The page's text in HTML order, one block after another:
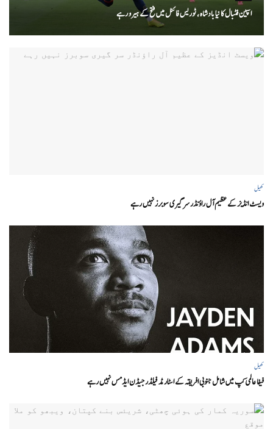
اسپین فٹبال کا نیا بادشاہ ، ٹوریس فائنل میں فتح کے ہیرو رہے
کھیل
ویسٹ انڈیز کے عظیم آل راؤنڈر سر گیری سوبرز نہیں رہے
کھیل
فیفا عالمی کپ میں شامل جنوبی افریقہ کے اسٹار مڈ فیلڈر جیڈن ایڈمس نہیں رہے